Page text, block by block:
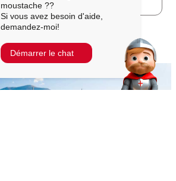
moustache ??
Si vous avez besoin d'aide,
demandez-moi!
Démarrer le chat